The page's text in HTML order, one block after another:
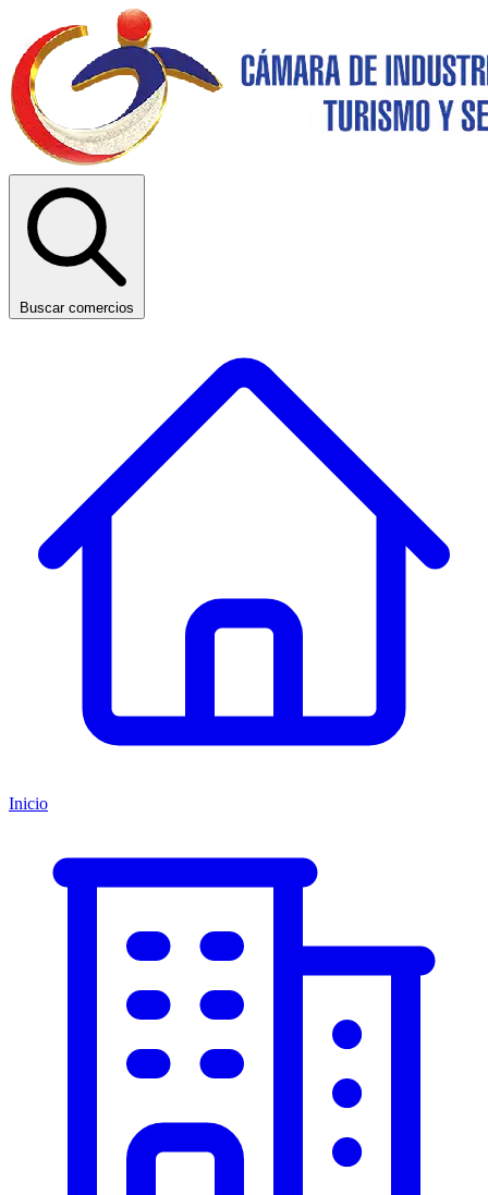
Buscar comercios
Inicio